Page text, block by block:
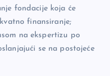
fondacije koja će
finansiranje;
na ekspertizu po
se na postojeće